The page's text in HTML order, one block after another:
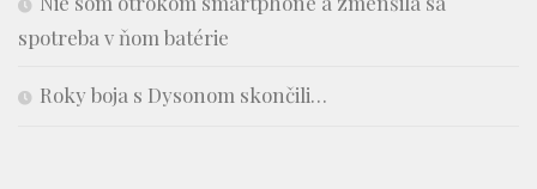
spotreba v ňom batérie
Roky boja s Dysonom skončili…